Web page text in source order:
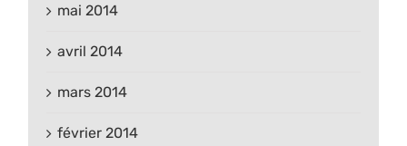
mai 2014
avril 2014
mars 2014
février 2014